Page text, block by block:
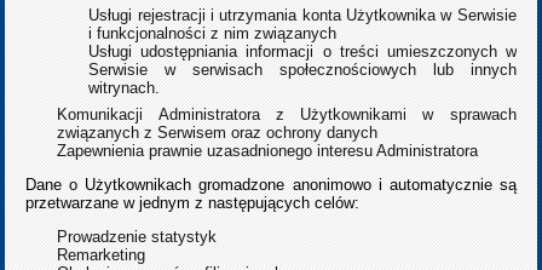
Usługi rejestracji i utrzymania konta Użytkownika w Serwisie
i funkcjonalności z nim związanych
Usługi udostępniania informacji o treści umieszczonych w
Serwisie w serwisach społecznościowych lub innych
witrynach.
Komunikacji Administratora z Użytkownikami w sprawach
związanych z Serwisem oraz ochrony danych
Zapewnienia prawnie uzasadnionego interesu Administratora
Dane o Użytkownikach gromadzone anonimowo i automatycznie są
przetwarzane w jednym z następujących celów:
Prowadzenie statystyk
Remarketing